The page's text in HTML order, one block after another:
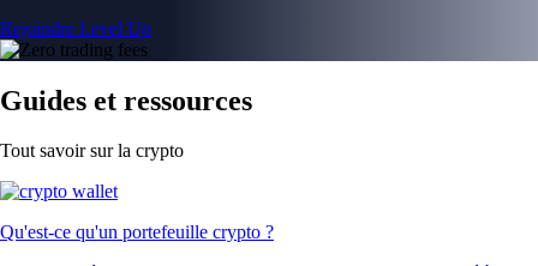
Rejoindre Level Up
Guides et ressources
Tout savoir sur la crypto
Qu'est-ce qu'un portefeuille crypto ?